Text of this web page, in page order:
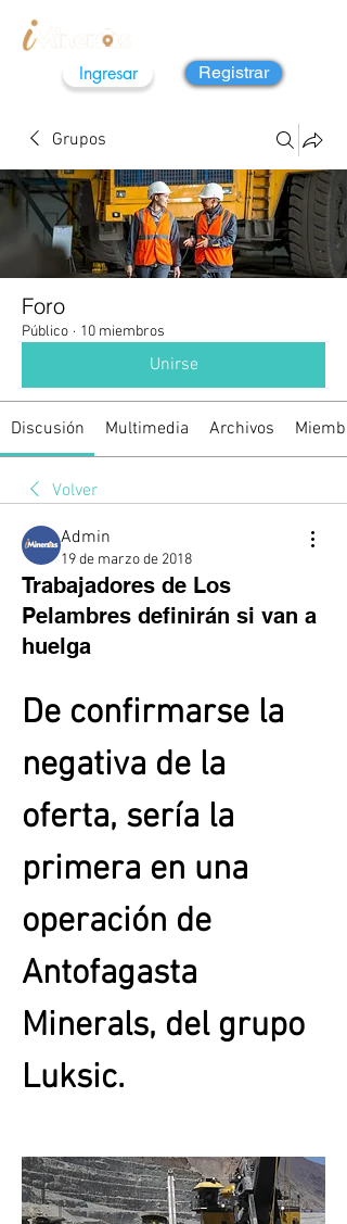
Ingresar Registrar
Grupos
Foro
Público · 10 miembros
Unirse
Discusión Multimedia Archivos
Volver
Admin
19 de marzo de 2018
Trabajadores de Los
Pelambres definirán si van a
huelga
De confirmarse la
negativa de la
oferta, sería la
primera en una
operación de
Antofagasta
Minerals, del grupo
Luksic.